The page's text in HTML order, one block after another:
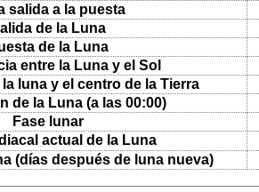
salida a la puesta
de la Luna
de la Luna
entre la Luna y el Sol
luna y el centro de la Tierra
de la Luna (a las 00:00)
Fase lunar
actual de la Luna
(días después de luna nueva)